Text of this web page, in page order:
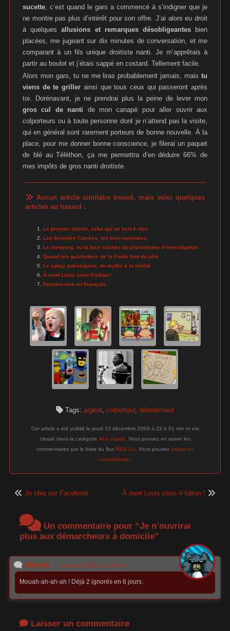
sucette, c’est quand le gars a commencé à s’indigner que je
ne montre pas plus d’intérêt pour son offre. J’ai alors eu droit
à quelquesallusions et remarques désobligeantesbien
placées, me jugeant sur dix minutes de conversation, et me
comparant à un fils unique droitiste nanti. Je m’apprêtais à
partir au boulot et j’étais sappé en costard. Tellement facile.
Alors mon gars, tu ne me liras probablement jamais, mais tu
viens de te griller ainsi que tous ceux qui passeront après
toi. Dorénavant, je ne prendrai plus la peine de lever mon
gros cul de nanti de mon canapé pour aller ouvrir aux
colporteurs ou à toute personne dont je n’attend pas la visite,
qui en général sont rarement porteurs de bonne nouvelle. À la
place, pour me donner bonne conscience, je filerai un paquet
de blé au Téléthon, ça me permettra d’en déduire 66% de
mes impôts de gros nanti droitiste.
Aucun article similaire trouvé, mais voici quelques
articles au hasard :
Le premier article, celui qui ne sert à rien
Les formules Carrées, les bien nommées
Le meuporg, ou la face cachée du journalisme d’investigation
Quand les guichetiers de la Poste font du zèle
Le spray anti-requins, du mythe à la réalité
À mort Louis croix-V-bâton !
Dessine-moi un Français
Tags: argent, colporteur, démarcheur
Cet article a été publié le jeudi 10 décembre 2009 à 22 h 01 min et est
classé dans la catégorie Non classé . Vous pouvez en suivre les
commentaires par le biais du flux RSS 2.0 . Vous pouvez laisser un
commentaire
Je chie sur Facebook À mort Louis croix-V-bâton !
Un commentaire pour “Je n’ouvrirai
plus aux démarcheurs à domicile”
AlphaK -- 17 décembre 2009 à 19 h 14 min
Mouah-ah-ah-ah ! Déjà 2 ignorés en 6 jours.
Laisser un commentaire